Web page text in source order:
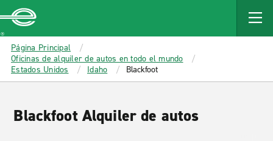
MAIN
CONTENT
Enterprise
Página Principal
Oficinas de alquiler de autos en todo el mundo
Estados Unidos
Idaho Blackfoot
Blackfoot Alquiler de autos